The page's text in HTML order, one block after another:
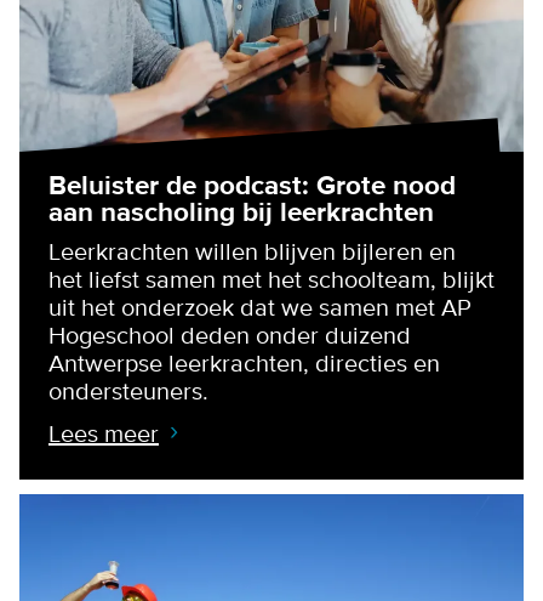
Beluister de podcast: Grote nood
aan nascholing bij leerkrachten
Leerkrachten willen blijven bijleren en
het liefst samen met het schoolteam, blijkt
uit het onderzoek dat we samen met AP
Hogeschool deden onder duizend
Antwerpse leerkrachten, directies en
ondersteuners.
Lees meer